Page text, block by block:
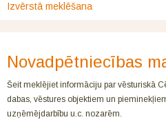
Izvērstā meklēšana
Novadpētniecības
Šeit meklējiet informāciju par vēsturiskā
dabas, vēstures objektiem un
uzņēmējdarbību u.c. nozarēm.